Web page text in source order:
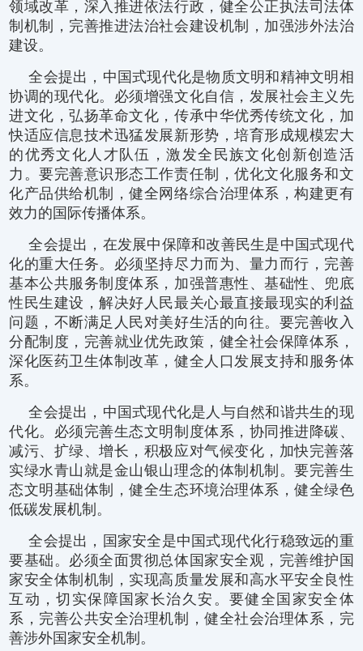
领域改革，深入推进依法行政，健全公正执法司法体
制机制，完善推进法治社会建设机制，加强涉外法治
建设。
全会提出，中国式现代化是物质文明和精神文明相
协调的现代化。必须增强文化自信，发展社会主义先
进文化，弘扬革命文化，传承中华优秀传统文化，加
快适应信息技术迅猛发展新形势，培育形成规模宏大
的优秀文化人才队伍，激发全民族文化创新创造活
力。要完善意识形态工作责任制，优化文化服务和文
化产品供给机制，健全网络综合治理体系，构建更有
效力的国际传播体系。
全会提出，在发展中保障和改善民生是中国式现代
化的重大任务。必须坚持尽力而为、量力而行，完善
基本公共服务制度体系，加强普惠性、基础性、兜底
性民生建设，解决好人民最关心最直接最现实的利益
问题，不断满足人民对美好生活的向往。要完善收入
分配制度，完善就业优先政策，健全社会保障体系，
深化医药卫生体制改革，健全人口发展支持和服务体
系。
全会提出，中国式现代化是人与自然和谐共生的现
代化。必须完善生态文明制度体系，协同推进降碳、
减污、扩绿、增长，积极应对气候变化，加快完善落
实绿水青山就是金山银山理念的体制机制。要完善生
态文明基础体制，健全生态环境治理体系，健全绿色
低碳发展机制。
全会提出，国家安全是中国式现代化行稳致远的重
要基础。必须全面贯彻总体国家安全观，完善维护国
家安全体制机制，实现高质量发展和高水平安全良性
互动，切实保障国家长治久安。要健全国家安全体
系，完善公共安全治理机制，健全社会治理体系，完
善涉外国家安全机制。